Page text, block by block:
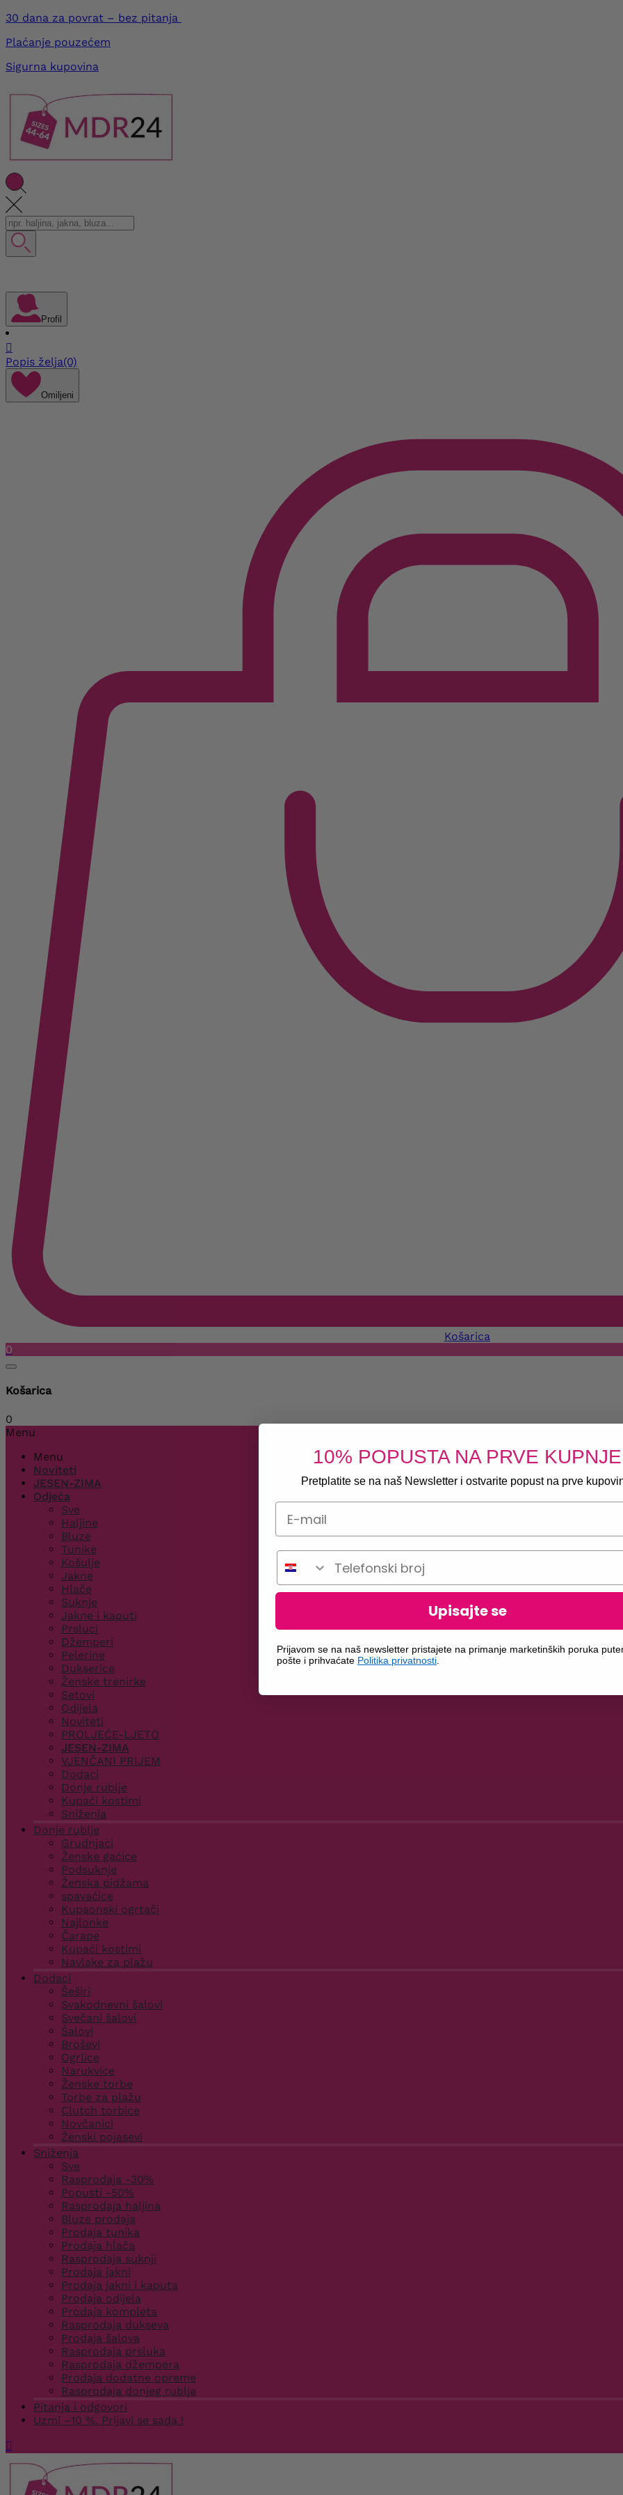
30 dana za povrat – bez pitanja
Plaćanje pouzećem
Sigurna kupovina
Profil

Popis želja(0)
Omiljeni
Košarica
0
Košarica
0
Menu
Menu
Noviteti
JESEN-ZIMA
Odjeća
Sve
Haljine
Bluze
Tunike
Košulje
Jakne
Hlače
Suknje
Jakne i kaputi
Prsluci
Džemperi
Pelerine
Dukserice
Ženske trenirke
Setovi
Odijela
Noviteti
PROLJEĆE-LJETO
JESEN-ZIMA
VJENČANI PRIJEM
Dodaci
Donje rublje
Kupaći kostimi
Sniženja
Donje rublje
Grudnjaci
Ženske gaćice
Podsuknje
Ženska pidžama
spavaćice
Kupaonski ogrtači
Najlonke
Čarape
Kupaći kostimi
Navlake za plažu
Dodaci
Šeširi
Svakodnevni šalovi
Svečani šalovi
Šalovi
Broševi
Ogrlice
Narukvice
Ženske torbe
Torbe za plažu
Clutch torbice
Novčanici
Ženski pojasevi
Sniženja
Sve
Rasprodaja -30%
Popusti -50%
Rasprodaja haljina
Bluze prodaja
Prodaja tunika
Prodaja hlača
Rasprodaja suknji
Prodaja jakni
Prodaja jakni i kaputa
Prodaja odijela
Prodaja kompleta
Rasprodaja dukseva
Prodaja šalova
Rasprodaja prsluka
Rasprodaja džempera
Prodaja dodatne opreme
Rasprodaja donjeg rublja
Pitanja i odgovori
Uzmi –10 %. Prijavi se sada !

10% POPUSTA NA PRVE KUPNJE
Pretplatite se na naš Newsletter i ostvarite popust na prve
Telefonski broj
Upisajte se
Prijavom se na naš newsletter pristajete na primanje marketinških poruka
pošte i prihvaćate Politika privatnosti